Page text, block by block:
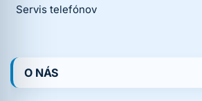
Servis telefónov
O NÁS